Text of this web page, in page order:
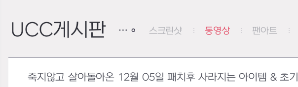
UCC게시판 스크린샷 동영상 팬아트
죽지않고 살아돌아온 12월 05일 패치후 사라지는 아이템 & 초